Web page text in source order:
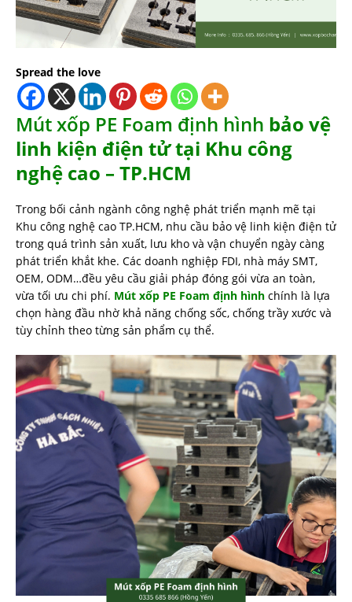
Spread the love
Mút xốp PE Foam định hình bảo vệ
linh kiện điện tử tại Khu công
nghệ cao – TP.HCM
Trong bối cảnh ngành công nghệ phát triển mạnh mẽ tại
Khu công nghệ cao TP.HCM, nhu cầu bảo vệ linh kiện điện tử
trong quá trình sản xuất, lưu kho và vận chuyển ngày càng
phát triển khắt khe. Các doanh nghiệp FDI, nhà máy SMT,
OEM, ODM…đều yêu cầu giải pháp đóng gói vừa an toàn,
vừa tối ưu chi phí. Mút xốp PE Foam định hình chính là lựa
chọn hàng đầu nhờ khả năng chống sốc, chống trầy xước và
tùy chỉnh theo từng sản phẩm cụ thể.